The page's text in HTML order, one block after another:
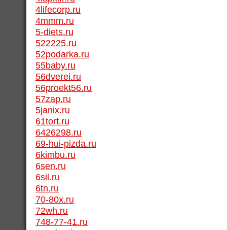
4lifecorp.ru
4mmm.ru
5-diets.ru
522225.ru
52podarka.ru
55baby.ru
56dverei.ru
56proekt56.ru
57zap.ru
5janix.ru
61tort.ru
6426298.ru
69-hui-pizda.ru
6kimbu.ru
6sen.ru
6sil.ru
6tn.ru
70-80x.ru
72wh.ru
748-77-41.ru